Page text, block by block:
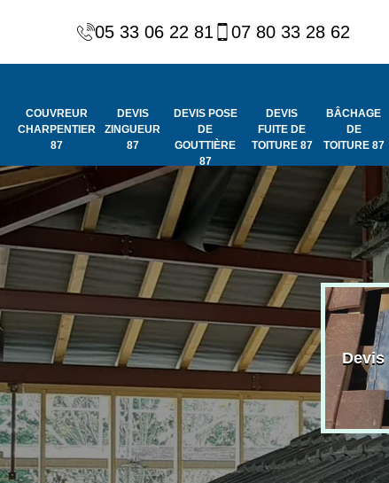
05 33 06 22 81 07 80 33 28 62
COUVREUR
CHARPENTIER
87
DEVIS
ZINGUEUR
87
DEVIS POSE
DE
GOUTTIÈRE
87
DEVIS
FUITE DE
TOITURE 87
BÂCHAGE
DE
TOITURE 87
et
de
Couvreur
charpentier 87
Devis